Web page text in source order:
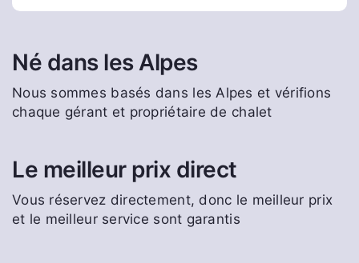
Né dans les Alpes
Nous sommes basés dans les Alpes et vérifions
chaque gérant et propriétaire de chalet
Le meilleur prix direct
Vous réservez directement, donc le meilleur prix
et le meilleur service sont garantis